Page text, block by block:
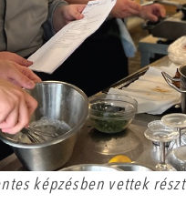
képzésben vettek részt